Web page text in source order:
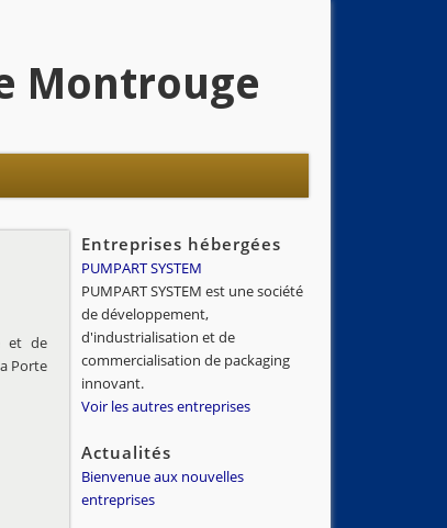
Montrouge
et de
Porte
Entreprises hébergées
PUMPART SYSTEM
PUMPART SYSTEM est une société
de développement,
d'industrialisation et de
commercialisation de packaging
innovant.
Voir les autres entreprises
Actualités
Bienvenue aux nouvelles
entreprises